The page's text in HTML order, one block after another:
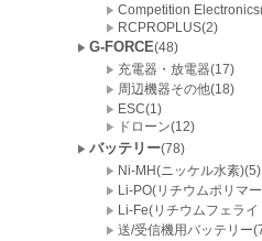
Competition
RCPROPLUS(2)
G-FORCE(48)
充電器・放電器(17)
周辺機器その他(18)
ESC(1)
ドローン(12)
バッテリー(78)
Ni-MH(ニッケル水素)(5)
Li-PO(リチウムポリマ
Li-Fe(リチウムフェラ
送/受信機用バッテリー